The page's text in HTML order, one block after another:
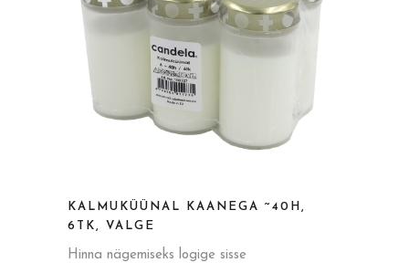
KALMUKÜÜNAL KAANEGA ~40H,
6TK, VALGE
Hinna nägemiseks logige sisse